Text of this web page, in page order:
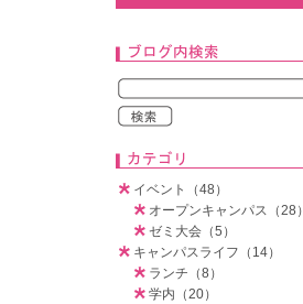
イベント（48）
オープンキャンパス（28）
ゼミ大会（5）
キャンパスライフ（14）
ランチ（8）
学内（20）